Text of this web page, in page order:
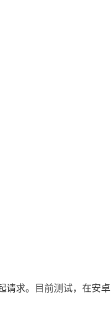
请求。目前测试，在安卓